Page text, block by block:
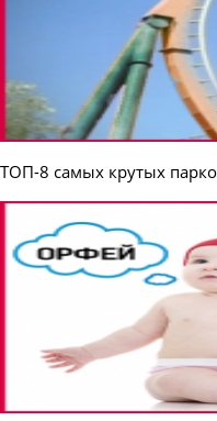
ТОП-8 самых крутых